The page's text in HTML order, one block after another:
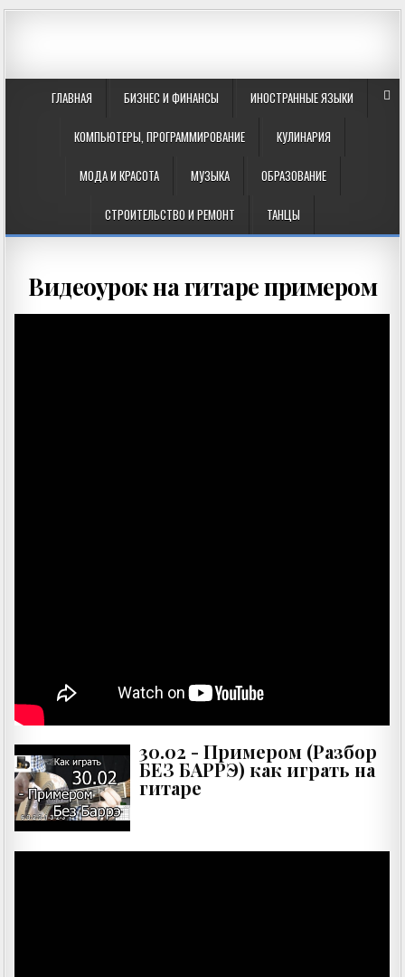
ГЛАВНАЯ БИЗНЕС И ФИНАНСЫ ИНОСТРАННЫЕ ЯЗЫКИ
КОМПЬЮТЕРЫ, ПРОГРАММИРОВАНИЕ КУЛИНАРИЯ
МОДА И КРАСОТА МУЗЫКА ОБРАЗОВАНИЕ
СТРОИТЕЛЬСТВО И РЕМОНТ ТАНЦЫ
Видеоурок на гитаре примером
30.02 - Примером (Разбор
БЕЗ БАРРЭ) как играть на
гитаре